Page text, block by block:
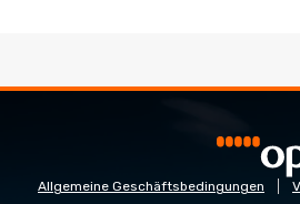
Allgemeine Geschäftsbedingungen